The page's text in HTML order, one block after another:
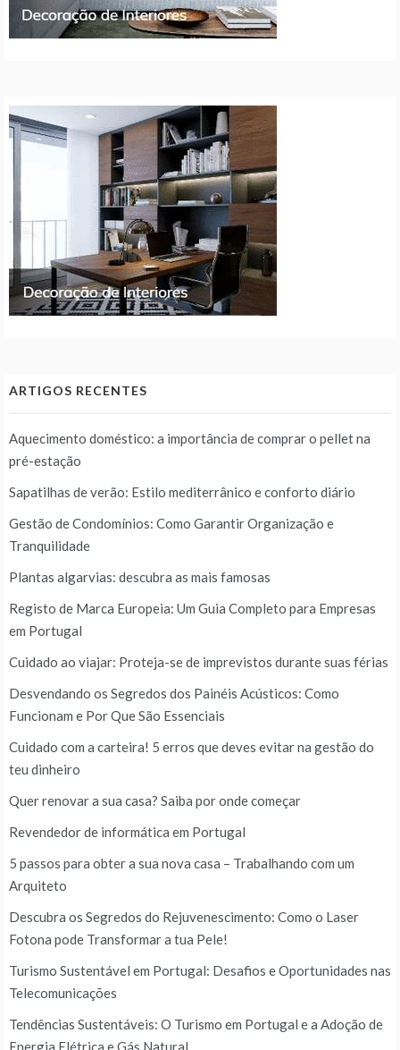
ARTIGOS RECENTES
Aquecimento doméstico: a importância de comprar o pellet na
pré-estação
Sapatilhas de verão: Estilo mediterrânico e conforto diário
Gestão de Condomínios: Como Garantir Organização e
Tranquilidade
Plantas algarvias: descubra as mais famosas
Registo de Marca Europeia: Um Guia Completo para Empresas
em Portugal
Cuidado ao viajar: Proteja-se de imprevistos durante suas férias
Desvendando os Segredos dos Painéis Acústicos: Como
Funcionam e Por Que São Essenciais
Cuidado com a carteira! 5 erros que deves evitar na gestão do
teu dinheiro
Quer renovar a sua casa? Saiba por onde começar
Revendedor de informática em Portugal
5 passos para obter a sua nova casa – Trabalhando com um
Arquiteto
Descubra os Segredos do Rejuvenescimento: Como o Laser
Fotona pode Transformar a tua Pele!
Turismo Sustentável em Portugal: Desafios e Oportunidades nas
Telecomunicações
Tendências Sustentáveis: O Turismo em Portugal e a Adoção de
Energia Elétrica e Gás Natural